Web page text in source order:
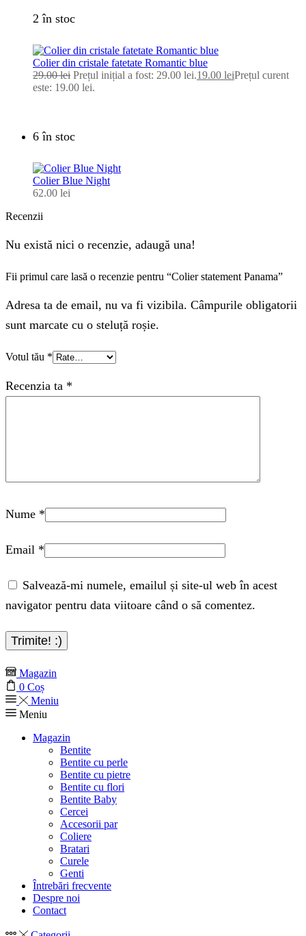
2 în stoc
Colier din cristale fatetate Romantic blue
29.00lei Prețul inițial a fost: 29.00 lei.19.00 leiPrețul curent
este: 19.00 lei.
6 în stoc
Colier Blue Night
62.00 lei
Recenzii
Nu există nici o recenzie, adaugă una!
Fii primul care lasă o recenzie pentru “Colier statement Panama”
Adresa ta de email, nu va fi vizibila. Câmpurile obligatorii
sunt marcate cu o steluță roșie.
Votul tău *
Recenzia ta *
Nume *
Email *
Salvează-mi numele, emailul și site-ul web în acest
navigator pentru data viitoare când o să comentez.
Magazin
0 Coș
Meniu
Meniu
Magazin
Bentite
Bentite cu perle
Bentite cu pietre
Bentite cu flori
Bentite Baby
Cercei
Accesorii par
Coliere
Bratari
Curele
Genti
Întrebări frecvente
Despre noi
Contact